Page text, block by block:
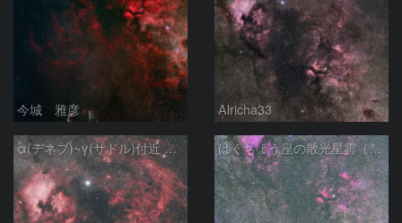
今城 雅彦 Alricha33
α(デネブ)~γ(サドル)付近 NGC7000 北アメリカ星雲 IC5067~5070 ペリカン星雲 はくちょう座 はくちょう座の散光星雲（１００ｍｍ）